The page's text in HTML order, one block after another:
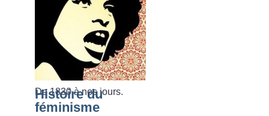
De 1830 à nos jours.
Histoire du
féminisme